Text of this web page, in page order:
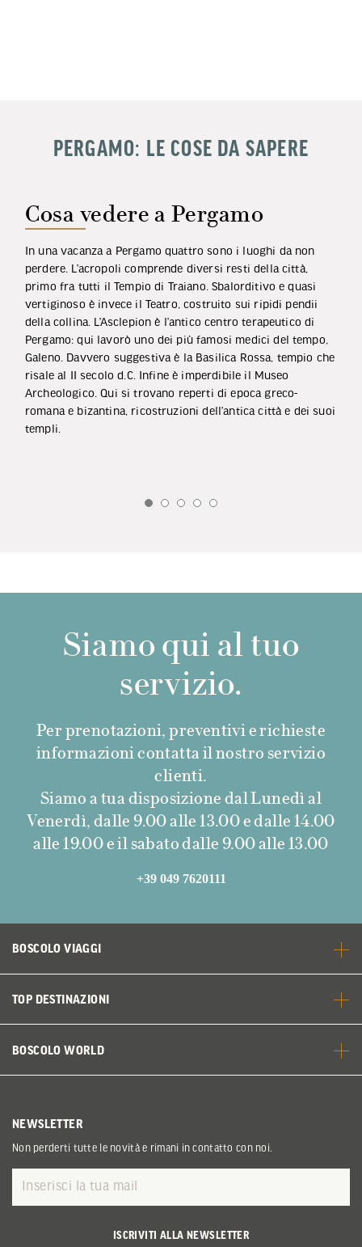
PERGAMO: LE COSE DA SAPERE
Cosa vedere a Pergamo
In una vacanza a Pergamo quattro sono i luoghi da non
perdere. L’acropoli comprende diversi resti della città,
primo fra tutti il Tempio di Traiano. Sbalorditivo e quasi
vertiginoso è invece il Teatro, costruito sui ripidi pendii
della collina. L’Asclepion è l’antico centro terapeutico di
Pergamo: qui lavorò uno dei più famosi medici del tempo,
Galeno. Davvero suggestiva è la Basilica Rossa, tempio che
risale al II secolo d.C. Infine è imperdibile il Museo
Archeologico. Qui si trovano reperti di epoca greco-
romana e bizantina, ricostruzioni dell’antica città e dei suoi
templi.
Siamo qui al tuo
servizio.
Per prenotazioni, preventivi e richieste
informazioni contatta il nostro servizio
clienti.
Siamo a tua disposizione dal Lunedì al
Venerdì, dalle 9.00 alle 13.00 e dalle 14.00
alle 19.00 e il sabato dalle 9.00 alle 13.00
+39 049 7620111
BOSCOLO VIAGGI
TOP DESTINAZIONI
BOSCOLO WORLD
NEWSLETTER
Non perderti tutte le novità e rimani in contatto con noi.
ISCRIVITI ALLA NEWSLETTER